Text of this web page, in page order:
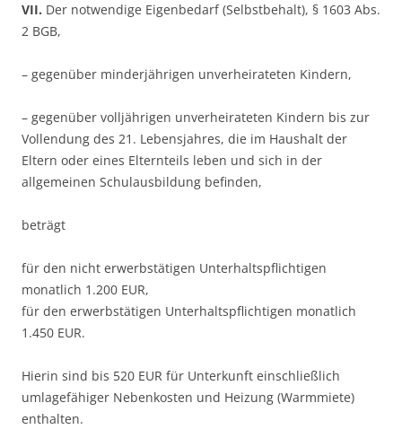
VII. Der notwendige Eigenbedarf (Selbstbehalt), § 1603 Abs.
2 BGB,
– gegenüber minderjährigen unverheirateten Kindern,
– gegenüber volljährigen unverheirateten Kindern bis zur
Vollendung des 21. Lebensjahres, die im Haushalt der
Eltern oder eines Elternteils leben und sich in der
allgemeinen Schulausbildung befinden,
beträgt
für den nicht erwerbstätigen Unterhaltspflichtigen
monatlich 1.200 EUR,
für den erwerbstätigen Unterhaltspflichtigen monatlich
1.450 EUR.
Hierin sind bis 520 EUR für Unterkunft einschließlich
umlagefähiger Nebenkosten und Heizung (Warmmiete)
enthalten.